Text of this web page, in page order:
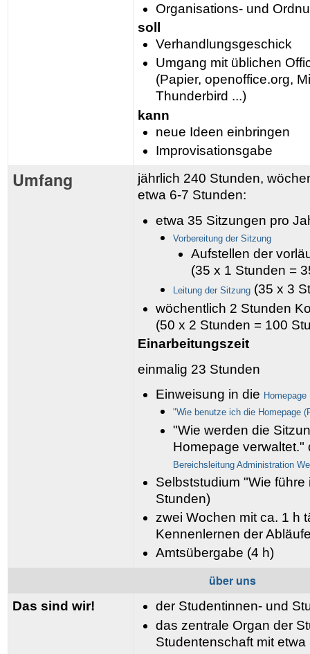
Organisations- und
soll
Verhandlungsgeschick
Umgang mit üblichen
(Papier, openoffice.org,
Thunderbird ...)
kann
neue Ideen einbringen
Improvisationsgabe
Umfang
jährlich 240 Stunden,
etwa 6-7 Stunden:
etwa 35 Sitzungen pro
Vorbereitung der Sitzung
Aufstellen der
(35 x 1 Stunden =
Leitung der Sitzung (35 x 3
wöchentlich 2 Stunden
(50 x 2 Stunden = 100
Einarbeitungszeit
einmalig 23 Stunden
Einweisung in die Homepage
"Wie benutze ich die Homepage
"Wie werden die
Homepage verwaltet."
Bereichsleitung Administration
Selbststudium "Wie
Stunden)
zwei Wochen mit ca. 1 h
Kennenlernen der
Amtsübergabe (4 h)
über uns
Das sind wir!
der Studentinnen- und
das zentrale Organ der
Studentenschaft mit